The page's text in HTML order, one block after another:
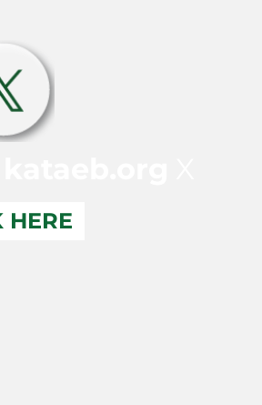
HERE